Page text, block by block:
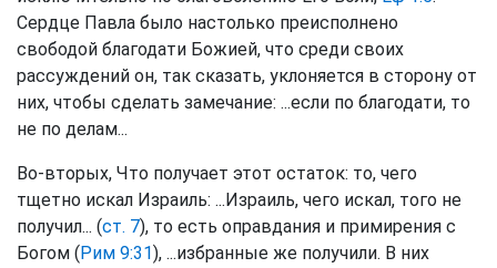
Сердце Павла было настолько преисполнено
свободой благодати Божией, что среди своих
рассуждений он, так сказать, уклоняется в сторону от
них, чтобы сделать замечание: ...если по благодати, то
не по делам...
Во-вторых, Что получает этот остаток: то, чего
тщетно искал Израиль: ...Израиль, чего искал, того не
получил... (ст. 7), то есть оправдания и примирения с
Богом (Рим 9:31), ...избранные же получили. В них